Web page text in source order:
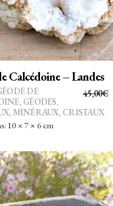
Calcédoine – Landes
45,00€
DE
, GÉODES,
, MINÉRAUX, CRISTAUX
10 × 7 × 6 cm